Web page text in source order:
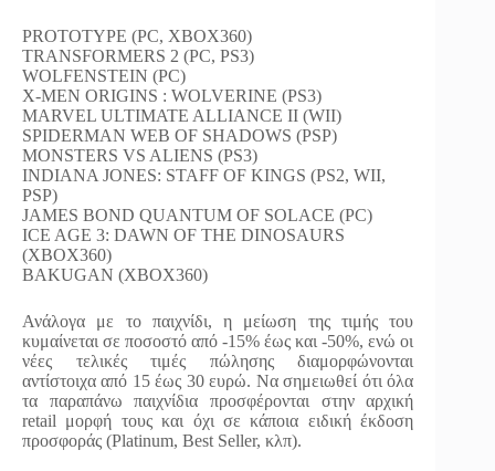
PROTOTYPE (PC, XBOX360)
TRANSFORMERS 2 (PC, PS3)
WOLFENSTEIN (PC)
X-MEN ORIGINS : WOLVERINE (PS3)
MARVEL ULTIMATE ALLIANCE II (WII)
SPIDERMAN WEB OF SHADOWS (PSP)
MONSTERS VS ALIENS (PS3)
INDIANA JONES: STAFF OF KINGS (PS2, WII,
PSP)
JAMES BOND QUANTUM OF SOLACE (PC)
ICE AGE 3: DAWN OF THE DINOSAURS
(XBOX360)
BAKUGAN (XBOX360)
Ανάλογα με το παιχνίδι, η μείωση της τιμής του
κυμαίνεται σε ποσοστό από -15% έως και -50%, ενώ οι
νέες τελικές τιμές πώλησης διαμορφώνονται
αντίστοιχα από 15 έως 30 ευρώ. Να σημειωθεί ότι όλα
τα παραπάνω παιχνίδια προσφέρονται στην αρχική
retail μορφή τους και όχι σε κάποια ειδική έκδοση
προσφοράς (Platinum, Best Seller, κλπ).